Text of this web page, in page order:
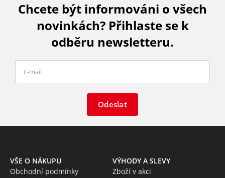
Chcete být informováni o všech
novinkách? Přihlaste se k
odběru newsletteru.
Odeslat
VŠE O NÁKUPU
Obchodní podmínky
VÝHODY A SLEVY
Zboží v akci